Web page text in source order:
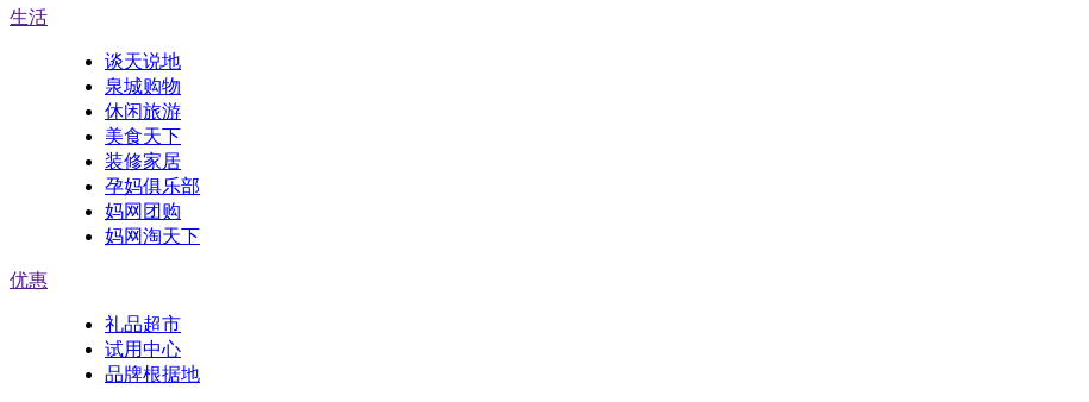
生活
谈天说地
泉城购物
休闲旅游
美食天下
装修家居
孕妈俱乐部
妈网团购
妈网淘天下
优惠
礼品超市
试用中心
品牌根据地